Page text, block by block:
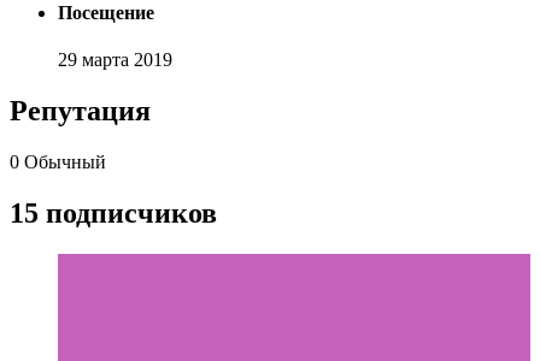
Посещение
29 марта 2019
Репутация
0 Обычный
15 подписчиков